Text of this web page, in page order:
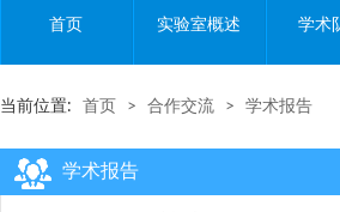
首页 实验室概述 学术
当前位置: 首页 > 合作交流 > 学术报告
学术报告